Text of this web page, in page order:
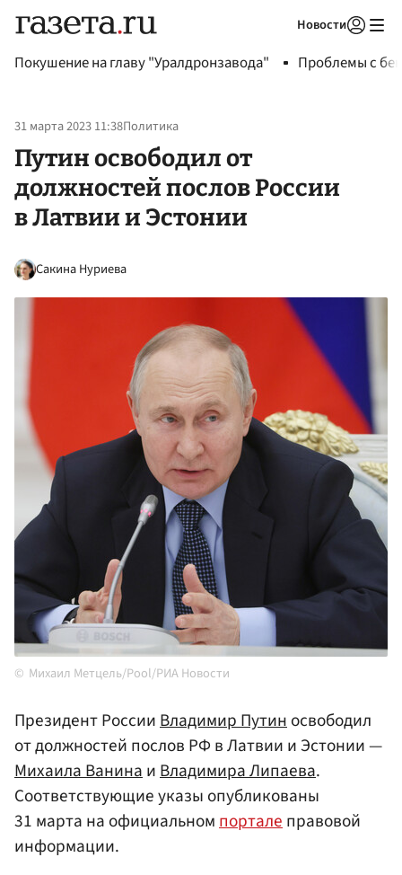
Новости
Покушение на главу "Уралдронзавода" Проблемы с
31 марта 2023 11:38Политика
Путин освободил от
должностей послов России
в Латвии и Эстонии
Сакина Нуриева
Михаил Метцель/Pool/РИА Новости
Президент РоссииВладимир Путиносвободил
от должностей послов РФ в Латвии и Эстонии —
Михаила ВанинаиВладимира Липаева.
Соответствующие указы опубликованы
31 марта на официальномпорталеправовой
информации.